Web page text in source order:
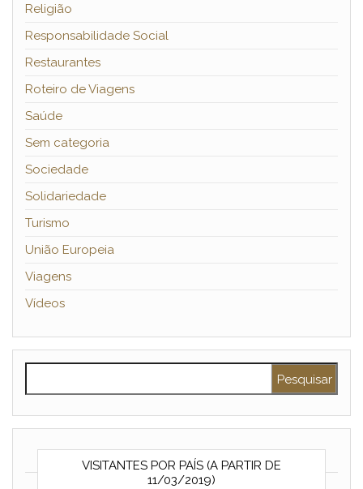
Religião
Responsabilidade Social
Restaurantes
Roteiro de Viagens
Saúde
Sem categoria
Sociedade
Solidariedade
Turismo
União Europeia
Viagens
Vídeos
VISITANTES POR PAÍS (A PARTIR DE
11/03/2019)